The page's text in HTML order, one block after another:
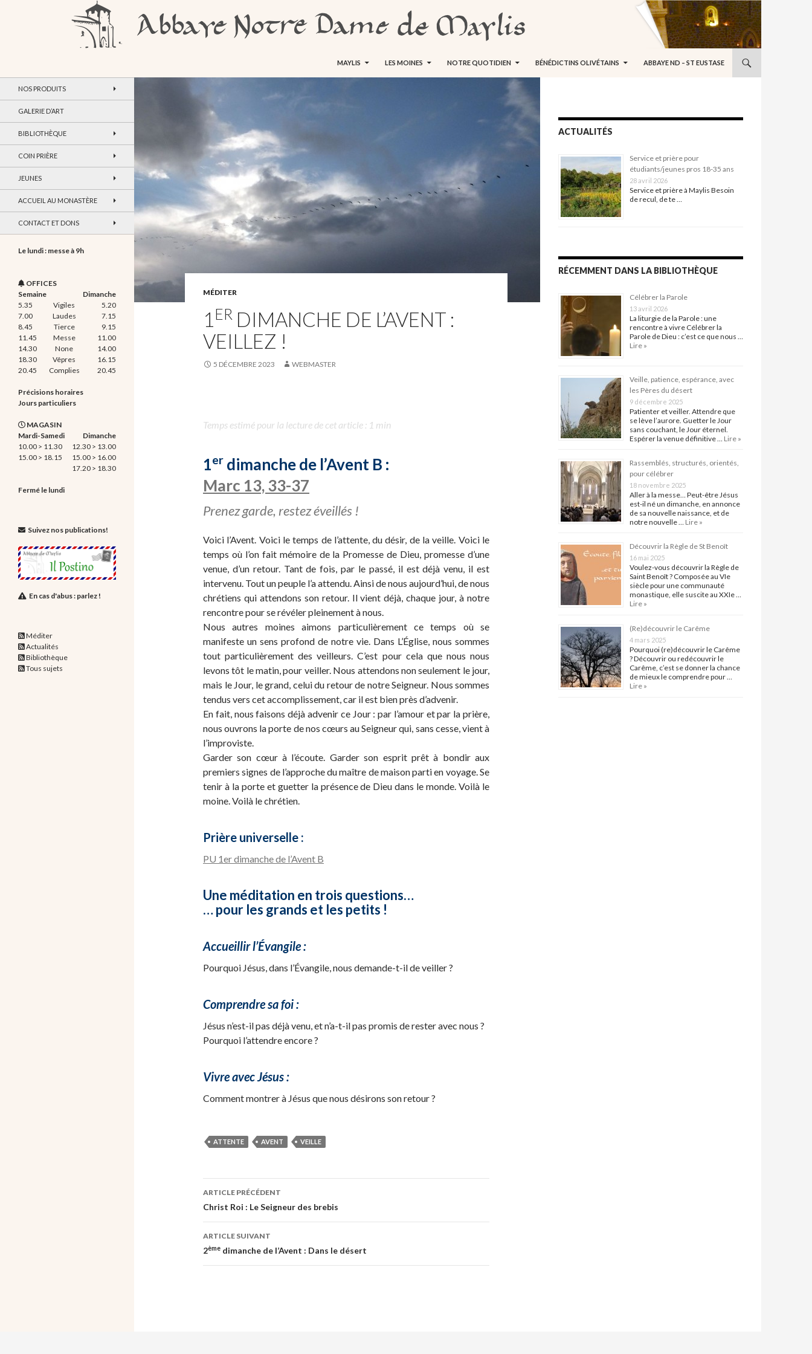
MAYLIS
LES MOINES NOTRE QUOTIDIEN BÉNÉDICTINS OLIVÉTAINS ABBAYE ND – ST EUSTASE
MÉDITER
1ER DIMANCHE DE L’AVENT :
VEILLEZ !
5 DÉCEMBRE 2023 WEBMASTER
Temps estimé pour la lecture de cet article : 1 min
1er dimanche de l’Avent B :
Marc 13, 33-37
Prenez garde, restez éveillés !
Voici l’Avent. Voici le temps de l’attente, du désir, de la veille. Voici le
temps où l’on fait mémoire de la Promesse de Dieu, promesse d’une
venue, d’un retour. Tant de fois, par le passé, il est déjà venu, il est
intervenu. Tout un peuple l’a attendu. Ainsi de nous aujourd’hui, de nous
chrétiens qui attendons son retour. Il vient déjà, chaque jour, à notre
rencontre pour se révéler pleinement à nous.
Nous autres moines aimons particulièrement ce temps où se
manifeste un sens profond de notre vie. Dans L’Église, nous sommes
tout particulièrement des veilleurs. C’est pour cela que nous nous
levons tôt le matin, pour veiller. Nous attendons non seulement le jour,
mais le Jour, le grand, celui du retour de notre Seigneur. Nous sommes
tendus vers cet accomplissement, car il est bien près d’advenir.
En fait, nous faisons déjà advenir ce Jour : par l’amour et par la prière,
nous ouvrons la porte de nos cœurs au Seigneur qui, sans cesse, vient à
l’improviste.
Garder son cœur à l’écoute. Garder son esprit prêt à bondir aux
premiers signes de l’approche du maître de maison parti en voyage. Se
tenir à la porte et guetter la présence de Dieu dans le monde. Voilà le
moine. Voilà le chrétien.
Prière universelle :
PU 1er dimanche de l’Avent B
Une méditation en trois questions…
… pour les grands et les petits !
Accueillir l’Évangile :
Pourquoi Jésus, dans l’Évangile, nous demande-t-il de veiller ?
Comprendre sa foi :
Jésus n’est-il pas déjà venu, et n’a-t-il pas promis de rester avec nous ?
Pourquoi l’attendre encore ?
Vivre avec Jésus :
Comment montrer à Jésus que nous désirons son retour ?
ATTENTE AVENT VEILLE
Navigation
des
articles
ARTICLE PRÉCÉDENT
Christ Roi : Le Seigneur des brebis
ARTICLE SUIVANT
2ème dimanche de l’Avent : Dans le désert
ACTUALITÉS
Service et prière pour
étudiants/jeunes pros 18-35 ans
28 avril 2026
Service et prière à Maylis Besoin
de recul, de te …
RÉCEMMENT DANS LA BIBLIOTHÈQUE
Célébrer la Parole
13 avril 2026
La liturgie de la Parole : une
rencontre à vivre Célébrer la
Parole de Dieu : c’est ce que nous …
Lire »
Veille, patience, espérance, avec
les Pères du désert
9 décembre 2025
Patienter et veiller. Attendre que
se lève l’aurore. Guetter le Jour
sans couchant, le Jour éternel.
Espérer la venue définitive … Lire »
Rassemblés, structurés, orientés,
pour célébrer
18 novembre 2025
Aller à la messe… Peut-être Jésus
est-il né un dimanche, en annonce
de sa nouvelle naissance, et de
notre nouvelle … Lire »
Découvrir la Règle de St Benoît
16 mai 2025
Voulez-vous découvrir la Règle de
Saint Benoît ? Composée au VIe
siècle pour une communauté
monastique, elle suscite au XXIe …
Lire »
(Re)découvrir le Carême
4 mars 2025
Pourquoi (re)découvrir le Carême
? Découvrir ou redécouvrir le
Carême, c’est se donner la chance
de mieux le comprendre pour …
Lire »
NOS PRODUITS
GALERIE D’ART
BIBLIOTHÈQUE
COIN PRIÈRE
JEUNES
ACCUEIL AU MONASTÈRE
CONTACT ET DONS
Le lundi : messe à 9h
OFFICES
Semaine
Dimanche
5.35
Vigiles
5.20
7.00
Laudes
7.15
8.45
Tierce
9.15
11.45
Messe
11.00
14.30
None
14.00
18.30
Vêpres
16.15
20.45
Complies 20.45
Précisions horaires
Jours particuliers
MAGASIN
Mardi-Samedi
Dimanche
10.00 > 11.30
12.30 > 13.00
15.00 > 18.15
15.00 > 16.00
17.20 > 18.30
Fermé le lundi
Suivez nos publications!
En cas d'abus : parlez !
Méditer
Actualités
Bibliothèque
Tous sujets